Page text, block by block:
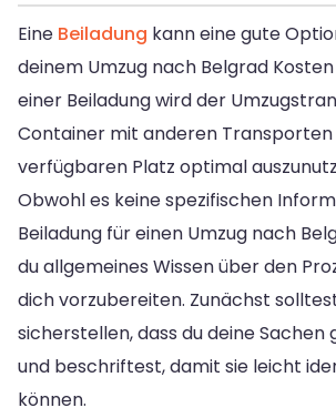
Eine Beiladung kann eine gute
deinem Umzug nach Belgrad
einer Beiladung wird der
Container mit anderen
verfügbaren Platz optimal
Obwohl es keine spezifischen
Beiladung für einen Umzug nach
du allgemeines Wissen über den
dich vorzubereiten. Zunächst
sicherstellen, dass du deine
und beschriftest, damit sie leicht
können.